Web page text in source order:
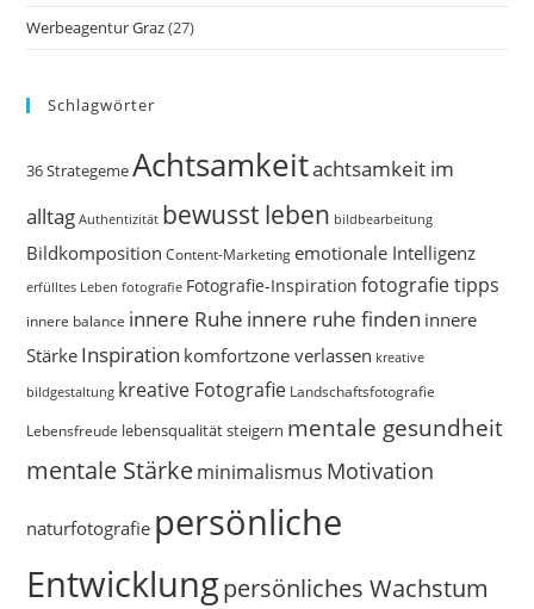
Werbeagentur Graz(27)
Schlagwörter
36 StrategemeAchtsamkeitachtsamkeit im
alltag Authentizität bewusst leben bildbearbeitung
Bildkomposition Content-Marketing emotionale Intelligenz
erfülltes Leben fotografie Fotografie-Inspiration fotografie tipps
innere balance innere Ruhe innere ruhe finden innere
Stärke Inspiration komfortzone verlassen kreative
bildgestaltung kreative Fotografie Landschaftsfotografie
Lebensfreude lebensqualität steigern mentale gesundheit
mentale Stärkeminimalismus Motivation
naturfotografie persönliche
Entwicklungpersönliches Wachstum